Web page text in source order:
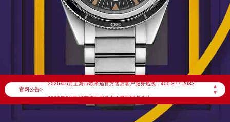
官网公告>
▲
▼
2026年6月欧米茄上海市售后服务网络优化升级公告
2026年6月上海市欧米茄官方售后客户服务热线：400-877-2083
2026年6月欧米茄售后服务中心最新网点地址：